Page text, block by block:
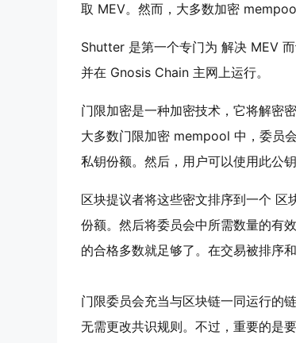
取 MEV。然而，大多数加密
Shutter 是第一个专门为 解决 MEV
并在 Gnosis Chain 主网上运行。
门限加密是一种加密技术，它将解密
大多数门限加密 mempool 中，委员
私钥份额。然后，用户可以使用此公
区块提议者将这些密文排序到一个 区
份额。然后将委员会中所需数量的有
的合格多数就足够了。在交易被排序
门限委员会充当与区块链一同运行的
无需更改共识规则。不过，重要的是